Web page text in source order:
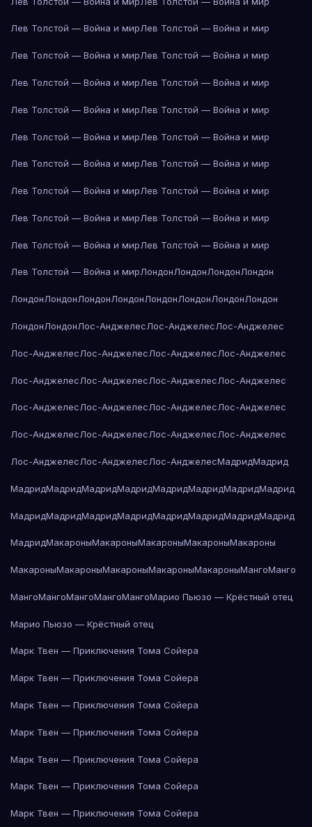
Лев Толстой — Война и мирЛев Толстой — Война и мир
Лев Толстой — Война и мирЛев Толстой — Война и мир
Лев Толстой — Война и мирЛев Толстой — Война и мир
Лев Толстой — Война и мирЛев Толстой — Война и мир
Лев Толстой — Война и мирЛев Толстой — Война и мир
Лев Толстой — Война и мирЛев Толстой — Война и мир
Лев Толстой — Война и мирЛев Толстой — Война и мир
Лев Толстой — Война и мирЛев Толстой — Война и мир
Лев Толстой — Война и мирЛев Толстой — Война и мир
Лев Толстой — Война и мирЛондонЛондонЛондонЛондон
ЛондонЛондонЛондонЛондонЛондонЛондонЛондонЛондон
ЛондонЛондонЛос-АнджелесЛос-АнджелесЛос-Анджелес
Лос-АнджелесЛос-АнджелесЛос-АнджелесЛос-Анджелес
Лос-АнджелесЛос-АнджелесЛос-АнджелесЛос-Анджелес
Лос-АнджелесЛос-АнджелесЛос-АнджелесЛос-Анджелес
Лос-АнджелесЛос-АнджелесЛос-АнджелесЛос-Анджелес
Лос-АнджелесЛос-АнджелесЛос-АнджелесМадридМадрид
МадридМадридМадридМадридМадридМадридМадридМадрид
МадридМадридМадридМадридМадридМадридМадридМадрид
МадридМакароныМакароныМакароныМакароныМакароны
МакароныМакароныМакароныМакароныМакароныМангоМанго
МангоМангоМангоМангоМангоМарио Пьюзо — Крёстный отец
Марио Пьюзо — Крёстный отец
Марк Твен — Приключения Тома Сойера
Марк Твен — Приключения Тома Сойера
Марк Твен — Приключения Тома Сойера
Марк Твен — Приключения Тома Сойера
Марк Твен — Приключения Тома Сойера
Марк Твен — Приключения Тома Сойера
Марк Твен — Приключения Тома Сойера